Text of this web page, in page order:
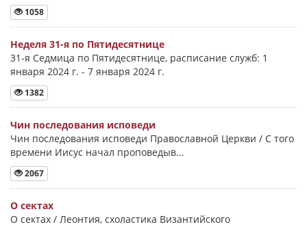
1058
Неделя 31-я по Пятидесятнице
31-я Седмица по Пятидесятнице, расписание служб: 1
января 2024 г. - 7 января 2024 г.
1382
Чин последования исповеди
Чин последования исповеди Православной Церкви / С того
времени Иисус начал проповедыв...
2067
О сектах
О сектах / Леонтия, схоластика Византийского